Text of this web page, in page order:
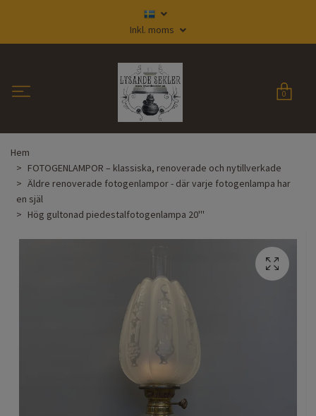
Inkl. moms
0
Hem
FOTOGENLAMPOR – klassiska, renoverade och nytillverkade
Äldre renoverade fotogenlampor - där varje fotogenlampa har
en själ
Hög gultonad piedestalfotogenlampa 20'''